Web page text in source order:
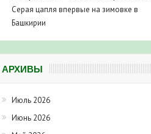
Серая цапля впервые на зимовке в
Башкирии
АРХИВЫ
Июль 2026
Июнь 2026